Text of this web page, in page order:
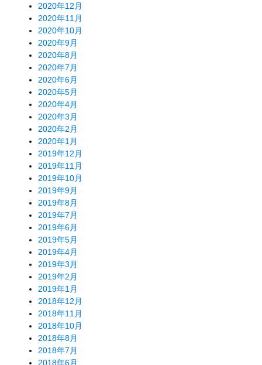
2020年12月
2020年11月
2020年10月
2020年9月
2020年8月
2020年7月
2020年6月
2020年5月
2020年4月
2020年3月
2020年2月
2020年1月
2019年12月
2019年11月
2019年10月
2019年9月
2019年8月
2019年7月
2019年6月
2019年5月
2019年4月
2019年3月
2019年2月
2019年1月
2018年12月
2018年11月
2018年10月
2018年8月
2018年7月
2018年6月